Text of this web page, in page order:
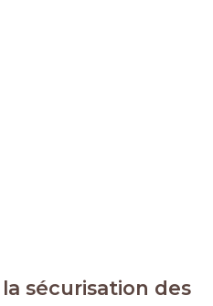
sécurisation des